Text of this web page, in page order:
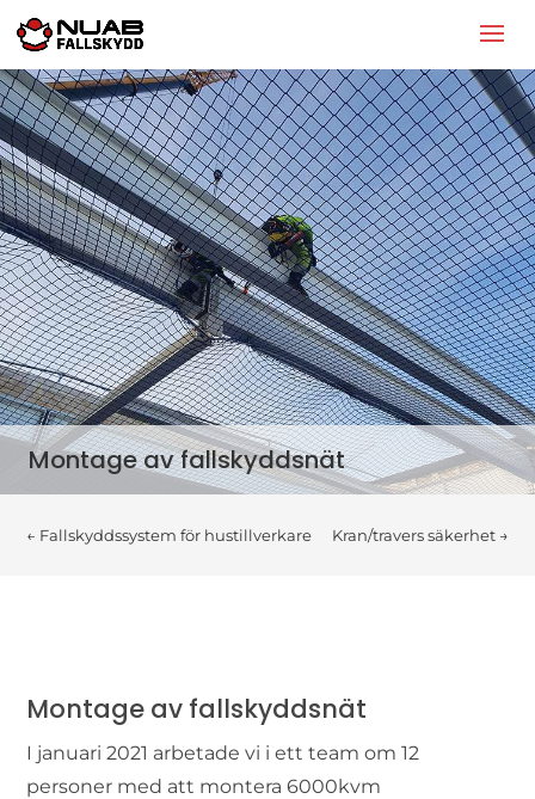
Montage av fallskyddsnät
← Fallskyddssystem för hustillverkare Kran/travers säkerhet→
Montage av fallskyddsnät
I januari 2021 arbetade vi i ett team om 12
personer med att montera 6000kvm